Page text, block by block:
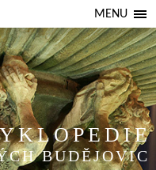
MENU
BUDĚJOVIC